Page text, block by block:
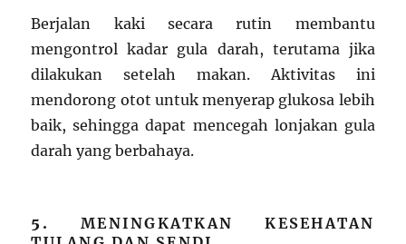
Berjalan kaki secara rutin membantu
mengontrol kadar gula darah, terutama jika
dilakukan setelah makan. Aktivitas ini
mendorong otot untuk menyerap glukosa lebih
baik, sehingga dapat mencegah lonjakan gula
darah yang berbahaya.
5.MENINGKATKAN KESEHATAN